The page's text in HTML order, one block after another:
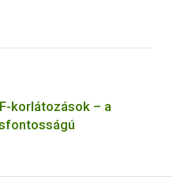
korlátozások – a